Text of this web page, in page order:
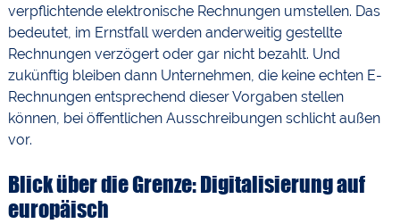
verpflichtende elektronische Rechnungen umstellen. Das
bedeutet, im Ernstfall werden anderweitig gestellte
Rechnungen verzögert oder gar nicht bezahlt. Und
zukünftig bleiben dann Unternehmen, die keine echten E-
Rechnungen entsprechend dieser Vorgaben stellen
können, bei öffentlichen Ausschreibungen schlicht außen
vor.
Blick über die Grenze: Digitalisierung auf
europäisch